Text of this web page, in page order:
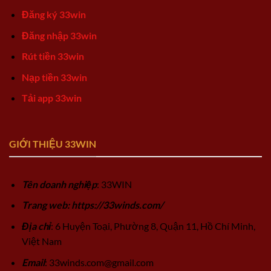
Đăng ký 33win
Đăng nhập 33win
Rút tiền 33win
Nạp tiền 33win
Tải app 33win
GIỚI THIỆU 33WIN
Tên doanh nghiệp: 33WIN
Trang web: https://33winds.com/
Địa chỉ: 6 Huyện Toại, Phường 8, Quận 11, Hồ Chí Minh,
Việt Nam
Email: 33winds.com@gmail.com